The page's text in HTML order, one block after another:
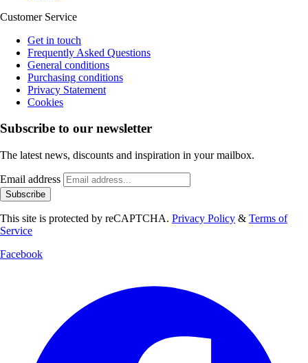
Customer Service
Get in touch
Frequently Asked Questions
General conditions
Purchasing conditions
Privacy Statement
Cookies
Subscribe to our newsletter
The latest news, discounts and inspiration in your mailbox.
Email address
Subscribe
This site is protected by reCAPTCHA. Privacy Policy & Terms of
Service
Facebook